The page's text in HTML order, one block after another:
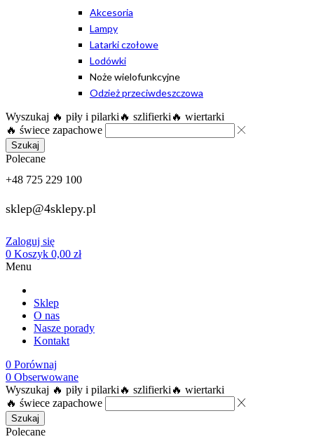
Akcesoria
Lampy
Latarki czołowe
Lodówki
Noże wielofunkcyjne
Odzież przeciwdeszczowa
Wyszukaj 🔥 piły i pilarki 🔥 szlifierki 🔥 wiertarki
🔥 świece zapachowe
Szukaj
Polecane
+48 725 229 100
sklep@4sklepy.pl
Zaloguj się
0 Koszyk 0,00 zł
Menu
Sklep
O nas
Nasze porady
Kontakt
0 Porównaj
0 Obserwowane
Wyszukaj 🔥 piły i pilarki 🔥 szlifierki 🔥 wiertarki
🔥 świece zapachowe
Szukaj
Polecane